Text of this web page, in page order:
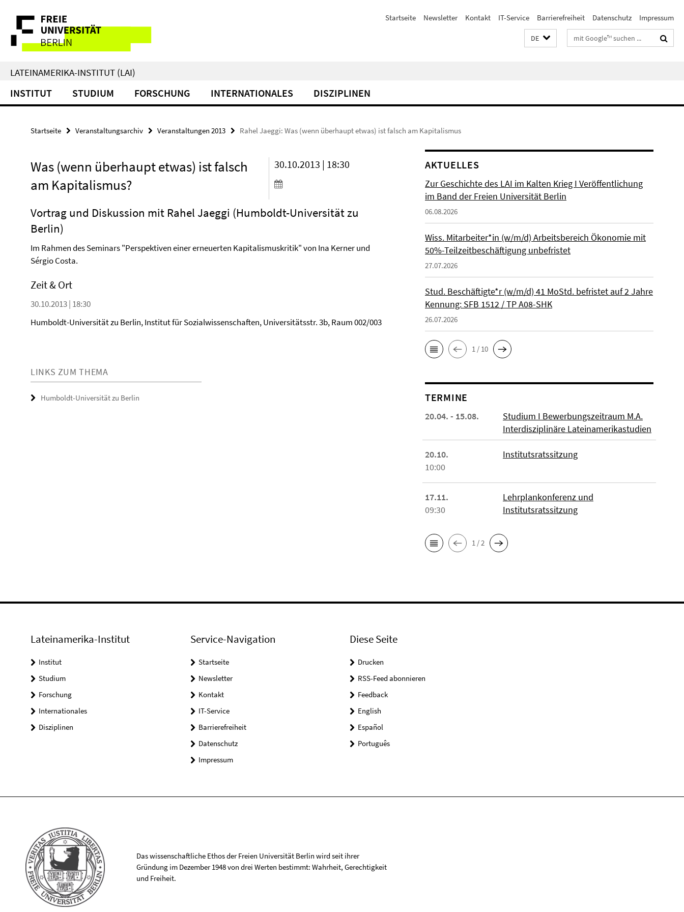
direkt
Inhalt
Service-
Navigation
Startseite Newsletter Kontakt IT-Service Barrierefreiheit Datenschutz Impressum
DE Suchbegriffe
LATEINAMERIKA-INSTITUT (LAI)
INSTITUT STUDIUM FORSCHUNG INTERNATIONALES DISZIPLINEN
Startseite Veranstaltungsarchiv Veranstaltungen 2013 Rahel Jaeggi: Was (wenn überhaupt etwas) ist falsch am Kapitalismus
Was (wenn überhaupt etwas) ist falsch
am Kapitalismus?
30.10.2013 | 18:30
Vortrag und Diskussion mit Rahel Jaeggi (Humboldt-Universität zu
Berlin)
Im Rahmen des Seminars "Perspektiven einer erneuerten Kapitalismuskritik" von Ina Kerner und
Sérgio Costa.
Zeit & Ort
30.10.2013 | 18:30
Humboldt-Universität zu Berlin, Institut für Sozialwissenschaften, Universitätsstr. 3b, Raum 002/003
LINKS ZUM THEMA
Humboldt-Universität zu Berlin
AKTUELLES
Zur Geschichte des LAI im Kalten Krieg I Veröffentlichung
im Band der Freien Universität Berlin
06.08.2026
Wiss. Mitarbeiter*in (w/m/d) Arbeitsbereich Ökonomie mit
50%-Teilzeitbeschäftigung unbefristet
27.07.2026
Stud. Beschäftigte*r (w/m/d) 41 MoStd. befristet auf 2 Jahre
Kennung: SFB 1512 / TP A08-SHK
26.07.2026
1 / 10
TERMINE
20.04. - 15.08.
Studium I Bewerbungszeitraum M.A.
Interdisziplinäre Lateinamerikastudien
20.10.
10:00
Institutsratssitzung
17.11.
09:30
Lehrplankonferenz und
Institutsratssitzung
1 / 2
Lateinamerika-Institut
Institut
Studium
Forschung
Internationales
Disziplinen
Service-Navigation
Startseite
Newsletter
Kontakt
IT-Service
Barrierefreiheit
Datenschutz
Impressum
Diese Seite
Drucken
RSS-Feed abonnieren
Feedback
English
Español
Português
Das wissenschaftliche Ethos der Freien Universität Berlin wird seit ihrer
Gründung im Dezember 1948 von drei Werten bestimmt: Wahrheit, Gerechtigkeit
und Freiheit.